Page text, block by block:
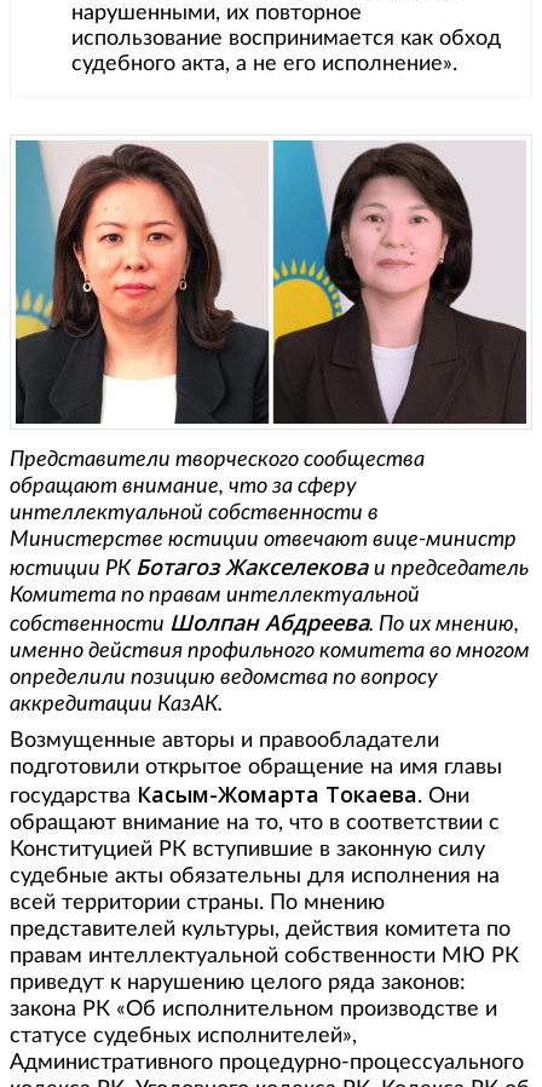
нарушенными, их повторное
использование воспринимается как обход
судебного акта, а не его исполнение».
Представители творческого сообщества
обращают внимание, что за сферу
интеллектуальной собственности в
Министерстве юстиции отвечают вице-министр
юстиции РК Ботагоз Жакселекова и председатель
Комитета по правам интеллектуальной
собственности Шолпан Абдреева. По их мнению,
именно действия профильного комитета во многом
определили позицию ведомства по вопросу
аккредитации КазАК.
Возмущенные авторы и правообладатели
подготовили открытое обращение на имя главы
государства Касым-Жомарта Токаева. Они
обращают внимание на то, что в соответствии с
Конституцией РК вступившие в законную силу
судебные акты обязательны для исполнения на
всей территории страны. По мнению
представителей культуры, действия комитета по
правам интеллектуальной собственности МЮ РК
приведут к нарушению целого ряда законов:
закона РК «Об исполнительном производстве и
статусе судебных исполнителей»,
Административного процедурно-процессуального